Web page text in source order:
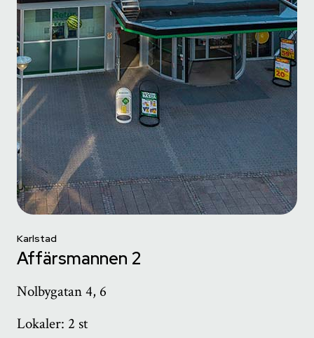
Karlstad
Affärsmannen 2
Nolbygatan 4, 6
Lokaler: 2 st